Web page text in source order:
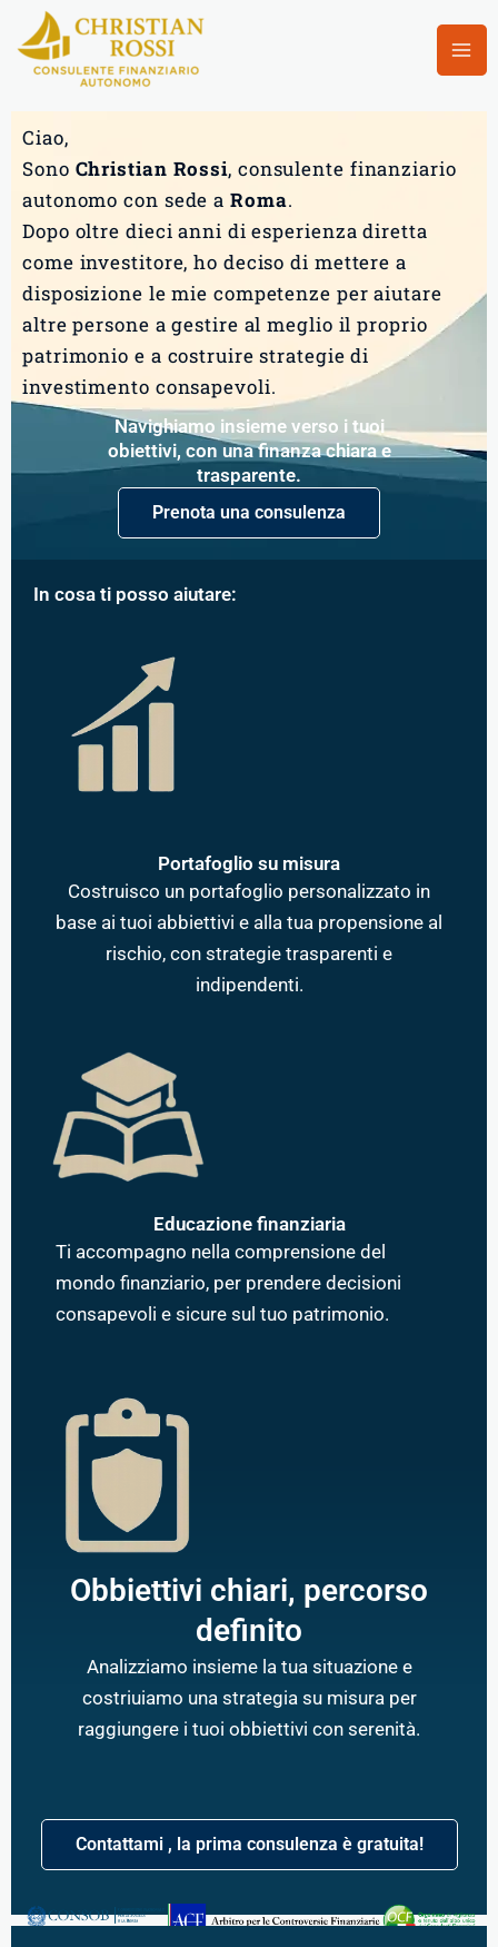
contenuto
Ciao,
Sono Christian Rossi, consulente finanziario
autonomo con sede a Roma.
Dopo oltre dieci anni di esperienza diretta
come investitore, ho deciso di mettere a
disposizione le mie competenze per aiutare
altre persone a gestire al meglio il proprio
patrimonio e a costruire strategie di
investimento consapevoli.
Navighiamo insieme verso i tuoi
obiettivi, con una finanza chiara e
trasparente.
Prenota una consulenza
In cosa ti posso aiutare:
Portafoglio su misura
Costruisco un portafoglio personalizzato in
base ai tuoi abbiettivi e alla tua propensione al
rischio, con strategie trasparenti e
indipendenti.
Educazione finanziaria
Ti accompagno nella comprensione del
mondo finanziario, per prendere decisioni
consapevoli e sicure sul tuo patrimonio.
Obbiettivi chiari, percorso
definito
Analizziamo insieme la tua situazione e
costriuiamo una strategia su misura per
raggiungere i tuoi obbiettivi con serenità.
Contattami , la prima consulenza è gratuita!